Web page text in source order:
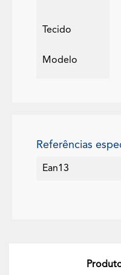
Tecido
Modelo
Referências
Ean13